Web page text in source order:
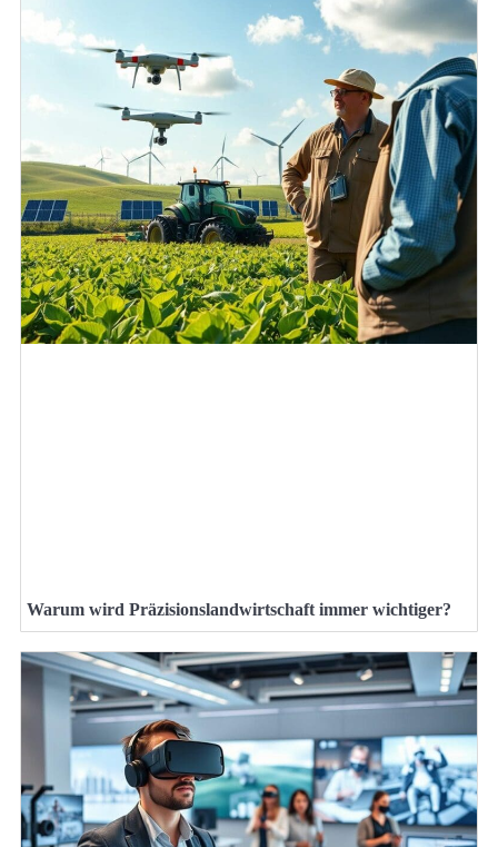
Warum wird Präzisionslandwirtschaft immer wichtiger?